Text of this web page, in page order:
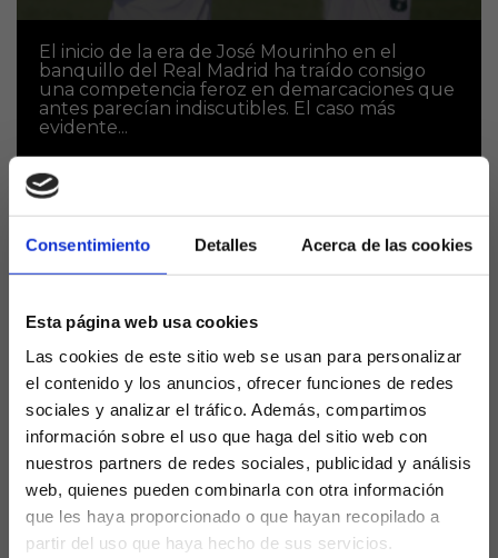
Consentimiento Detalles Acerca de las cookies
Esta página web usa cookies
Las cookies de este sitio web se usan para personalizar
el contenido y los anuncios, ofrecer funciones de redes
sociales y analizar el tráfico. Además, compartimos
información sobre el uso que haga del sitio web con
nuestros partners de redes sociales, publicidad y análisis
web, quienes pueden combinarla con otra información
que les haya proporcionado o que hayan recopilado a
partir del uso que haya hecho de sus servicios.
El inicio de la era de José Mourinho en el
banquillo del Real Madrid ha traído consigo
una competencia feroz en demarcaciones que
antes parecían indiscutibles. El caso más
evidente...
El ‘factor Fermín’: La baza
indomable de Flick que
busca cobrarse su revancha
tras el varapalo del Mundial
El fútbol siempre acaba concediendo